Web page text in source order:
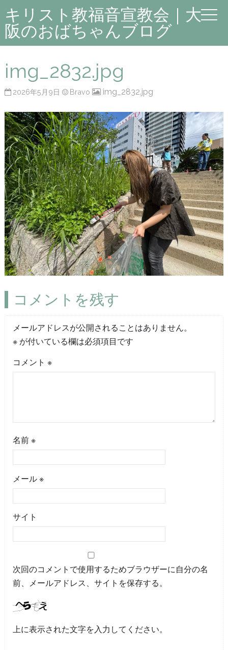
キリスト教福音宣教会｜大
阪のおばちゃんブログ
img_2832.jpg
2026年5月9日 Bravo img_2832.jpg
コメントを残す
メールアドレスが公開されることはありません。
※が付いている欄は必須項目です
コメント ※
名前 ※
メール ※
サイト
次回のコメントで使用するためブラウザーに自分の名
前、メールアドレス、サイトを保存する。
上に表示された文字を入力してください。